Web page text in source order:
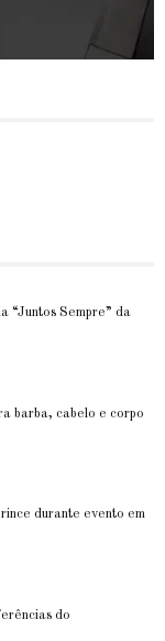
“Juntos Sempre” da
barba, cabelo e corpo
durante evento em
do